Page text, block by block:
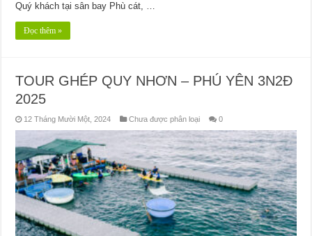
Quý khách tại sân bay Phù cát, …
Đọc thêm »
TOUR GHÉP QUY NHƠN – PHÚ YÊN 3N2Đ
2025
12 Tháng Mười Một, 2024 Chưa được phân loại 0